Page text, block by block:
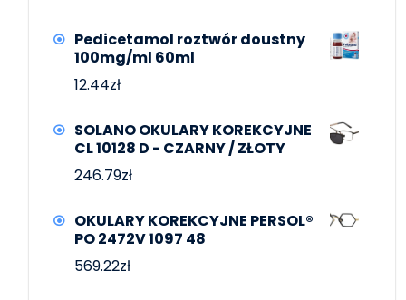
Pedicetamol roztwór doustny
100mg/ml 60ml
12.44zł
SOLANO OKULARY KOREKCYJNE
CL 10128 D - CZARNY / ZŁOTY
246.79zł
OKULARY KOREKCYJNE PERSOL®
PO 2472V 1097 48
569.22zł